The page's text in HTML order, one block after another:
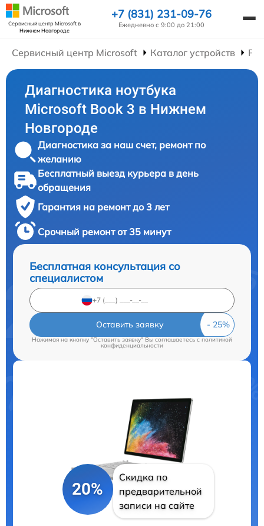
Сервисный центр Microsoftв
Нижнем Новгороде
+7 (831) 231-09-76
Ежедневно с 9:00 до 21:00
Сервисный центр Microsoft Каталог устройств
Диагностика ноутбука
Microsoft Book 3 в Нижнем
Новгороде
Диагностика за наш счет, ремонт по
желанию
Бесплатный выезд курьера в день
обращения
Гарантия на ремонт до 3 лет
Срочный ремонт от 35 минут
Бесплатная консультация со
специалистом
Оставить заявку
Нажимая на кнопку "Оставить заявку" Вы соглашаетесь cполитикой
конфиденциальности
20%
Скидка по
предварительной
записи на сайте